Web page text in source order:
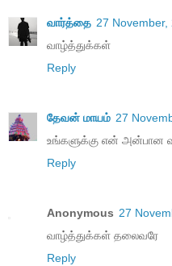
வார்த்தை 27
வாழ்த்துக்கள்
Reply
தேவன் மாயம் 27
உங்களுக்கு என் அன்பான
Reply
Anonymous 27
வாழ்த்துக்கள் தலைவரே
Reply